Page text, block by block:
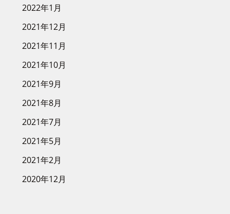
2022年1月
2021年12月
2021年11月
2021年10月
2021年9月
2021年8月
2021年7月
2021年5月
2021年2月
2020年12月